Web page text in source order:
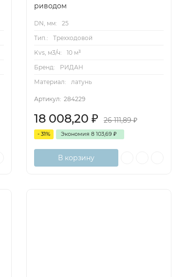
риводом
DN, мм:
25
Тип.:
Трехходовой
Kvs, м3/ч:
10 м³
Бренд:
РИДАН
Материал:
латунь
Артикул: 284229
18 008,20 ₽ 26 111,89₽
- 31% Экономия 8 103,69 ₽
В корзину